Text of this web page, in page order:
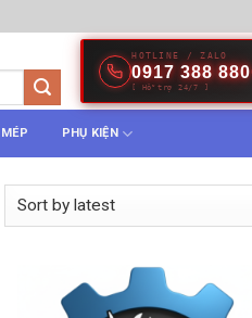
HOTLINE / ZALO
0917 388 880
[ Hỗ trợ 24/7 ]
PHỤ KIỆN